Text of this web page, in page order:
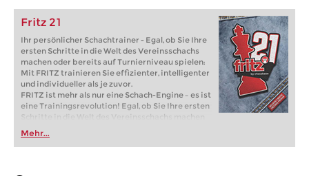
Fritz 21
Ihr persönlicher Schachtrainer - Egal, ob Sie Ihre
ersten Schritte in die Welt des Vereinsschachs
machen oder bereits auf Turnierniveau spielen:
Mit FRITZ trainieren Sie effizienter, intelligenter
und individueller als je zuvor.
FRITZ ist mehr als nur eine Schach-Engine – es ist
eine Trainingsrevolution! Egal, ob Sie Ihre ersten
Schritte in die Welt des Vereinsschachs machen
oder bereits auf Turnierniveau spielen: Mit
FRITZ trainieren Sie effizienter, intelligenter und
individueller als je zuvor.
Mehr...